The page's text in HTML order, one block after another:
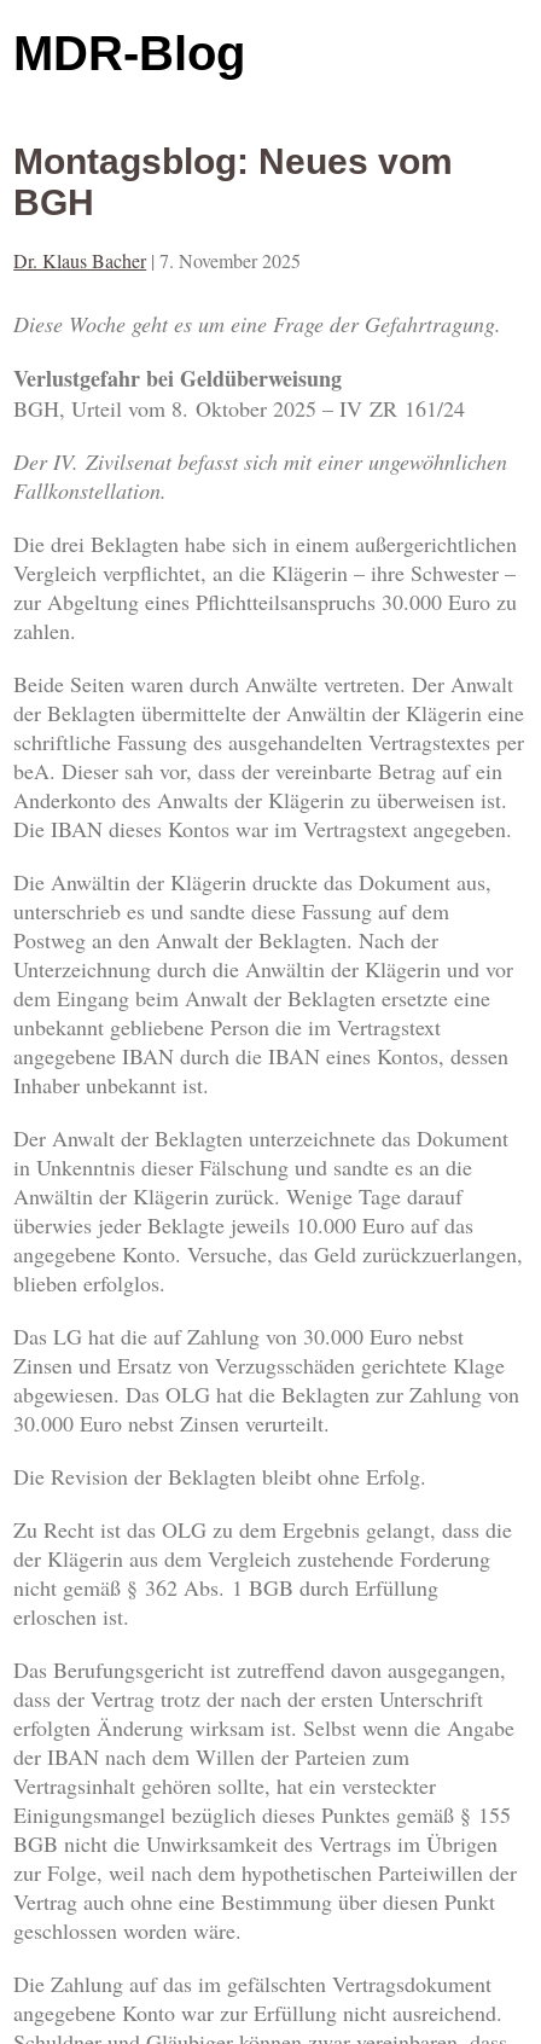
MDR-Blog
Montagsblog: Neues vom
BGH
Dr. Klaus Bacher |7. November 2025
Diese Woche geht es um eine Frage der Gefahrtragung.
Verlustgefahr bei Geldüberweisung
BGH, Urteil vom 8. Oktober 2025 – IV ZR 161/24
Der IV. Zivilsenat befasst sich mit einer ungewöhnlichen
Fallkonstellation.
Die drei Beklagten habe sich in einem außergerichtlichen
Vergleich verpflichtet, an die Klägerin – ihre Schwester –
zur Abgeltung eines Pflichtteilsanspruchs 30.000 Euro zu
zahlen.
Beide Seiten waren durch Anwälte vertreten. Der Anwalt
der Beklagten übermittelte der Anwältin der Klägerin eine
schriftliche Fassung des ausgehandelten Vertragstextes per
beA. Dieser sah vor, dass der vereinbarte Betrag auf ein
Anderkonto des Anwalts der Klägerin zu überweisen ist.
Die IBAN dieses Kontos war im Vertragstext angegeben.
Die Anwältin der Klägerin druckte das Dokument aus,
unterschrieb es und sandte diese Fassung auf dem
Postweg an den Anwalt der Beklagten. Nach der
Unterzeichnung durch die Anwältin der Klägerin und vor
dem Eingang beim Anwalt der Beklagten ersetzte eine
unbekannt gebliebene Person die im Vertragstext
angegebene IBAN durch die IBAN eines Kontos, dessen
Inhaber unbekannt ist.
Der Anwalt der Beklagten unterzeichnete das Dokument
in Unkenntnis dieser Fälschung und sandte es an die
Anwältin der Klägerin zurück. Wenige Tage darauf
überwies jeder Beklagte jeweils 10.000 Euro auf das
angegebene Konto. Versuche, das Geld zurückzuerlangen,
blieben erfolglos.
Das LG hat die auf Zahlung von 30.000 Euro nebst
Zinsen und Ersatz von Verzugsschäden gerichtete Klage
abgewiesen. Das OLG hat die Beklagten zur Zahlung von
30.000 Euro nebst Zinsen verurteilt.
Die Revision der Beklagten bleibt ohne Erfolg.
Zu Recht ist das OLG zu dem Ergebnis gelangt, dass die
der Klägerin aus dem Vergleich zustehende Forderung
nicht gemäß § 362 Abs. 1 BGB durch Erfüllung
erloschen ist.
Das Berufungsgericht ist zutreffend davon ausgegangen,
dass der Vertrag trotz der nach der ersten Unterschrift
erfolgten Änderung wirksam ist. Selbst wenn die Angabe
der IBAN nach dem Willen der Parteien zum
Vertragsinhalt gehören sollte, hat ein versteckter
Einigungsmangel bezüglich dieses Punktes gemäß § 155
BGB nicht die Unwirksamkeit des Vertrags im Übrigen
zur Folge, weil nach dem hypothetischen Parteiwillen der
Vertrag auch ohne eine Bestimmung über diesen Punkt
geschlossen worden wäre.
Die Zahlung auf das im gefälschten Vertragsdokument
angegebene Konto war zur Erfüllung nicht ausreichend.